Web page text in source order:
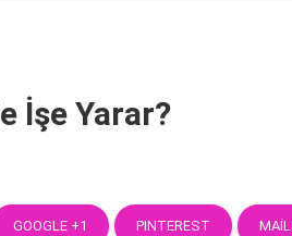
İşe Yarar?
GOOGLE +1 PINTEREST MAIL